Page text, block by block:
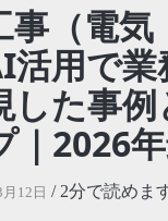
事（電
活用で業
した事例
｜2026
12日 / 2分で読めま